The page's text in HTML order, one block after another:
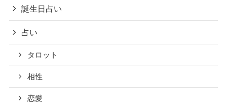
誕生日占い
占い
タロット
相性
恋愛